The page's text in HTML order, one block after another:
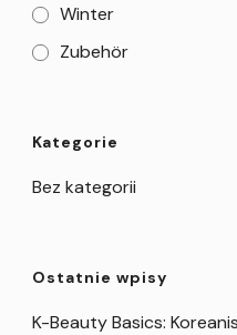
Winter
Zubehör
Kategorie
Bez kategorii
Ostatnie wpisy
K-Beauty Basics: